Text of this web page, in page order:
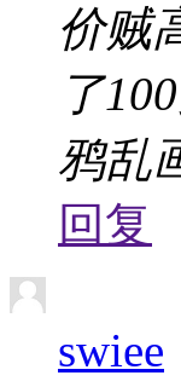
价贼
了
鸦乱
回复
swiee